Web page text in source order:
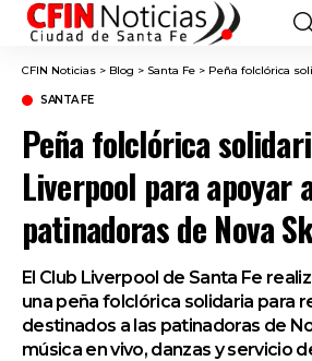
CFIN Noticias > Blog > Santa Fe > Peña folclórica solidaria en el Club
SANTA FE
Peña folclórica
Liverpool para apoyar
patinadoras de Nova
El Club Liverpool de Santa Fe
una peña folclórica solidaria para
destinados a las patinadoras de
música en vivo, danzas y servicio